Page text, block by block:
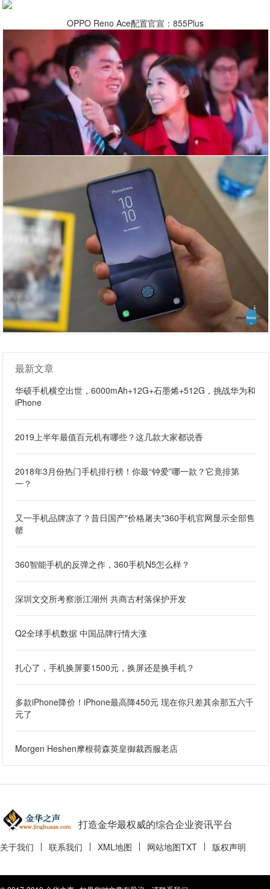
OPPO Reno Ace配置官宣：855Plus
最新文章
华硕手机横空出世，6000mAh+12G+石墨烯+512G，挑战华为和
iPhone
2019上半年最值百元机有哪些？这几款大家都说香
2018年3月份热门手机排行榜！你最“钟爱”哪一款？它竟排第
一？
又一手机品牌凉了？昔日国产"价格屠夫"360手机官网显示全部售
罄
360智能手机的反弹之作，360手机N5怎么样？
深圳文交所考察浙江湖州 共商古村落保护开发
Q2全球手机数据 中国品牌行情大涨
扎心了，手机换屏要1500元，换屏还是换手机？
多款iPhone降价！iPhone最高降450元 现在你只差其余那五六千
元了
Morgen Heshen摩根荷森英皇御裁西服老店
打造金华最权威的综合企业资讯平台
关于我们 联系我们 XML地图 网站地图TXT 版权声明